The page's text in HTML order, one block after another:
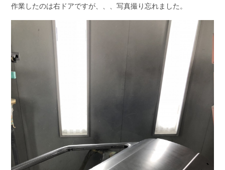
作業したのは右ドアですが、、、写真撮り忘れました。